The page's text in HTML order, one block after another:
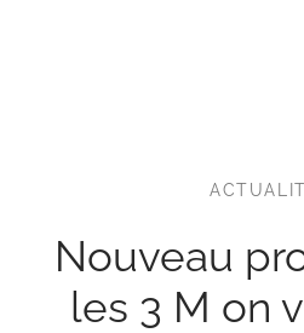
Nouveau
les 3 M on